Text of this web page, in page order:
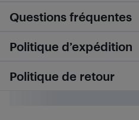
Questions fréquentes
Politique d’expédition
Politique de retour